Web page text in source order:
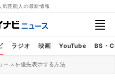
気芸能人の最新情報
ラジオ 映画 YouTube BS・
ースを優先表示する方法